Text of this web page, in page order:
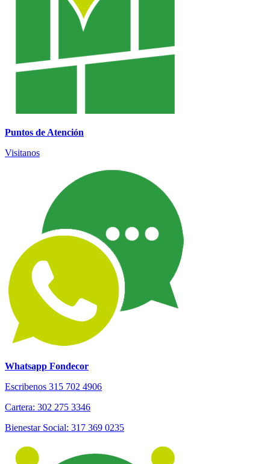
Puntos de Atención
Visitanos
Whatsapp Fondecor
Escribenos 315 702 4906
Cartera: 302 275 3346
Bienestar Social: 317 369 0235